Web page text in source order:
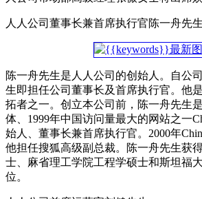
人人公司董事长兼首席执行官陈一舟先生
陈一舟先生是人人公司的创始人。自公
生即担任公司董事长及首席执行官。他
拓者之一。创立本公司前，陈一舟先生
体、1999年中国访问量最大的网站之一
始人、董事长兼首席执行官。2000年
他担任搜狐高级副总裁。陈一舟先生获
士、麻省理工学院工程学硕士和斯坦福
位。